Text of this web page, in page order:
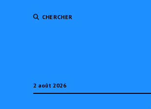
CHERCHER
2 août 2026